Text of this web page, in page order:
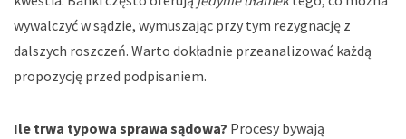
wywalczyć w sądzie, wymuszając przy tym rezygnację z
dalszych roszczeń. Warto dokładnie przeanalizować każdą
propozycję przed podpisaniem.
Ile trwa typowa sprawa sądowa? Procesy bywają